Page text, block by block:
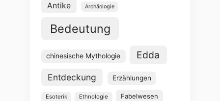
Antike Archäologie
Bedeutung
chinesische Mythologie Edda
Entdeckung Erzählungen
Esoterik Ethnologie Fabelwesen